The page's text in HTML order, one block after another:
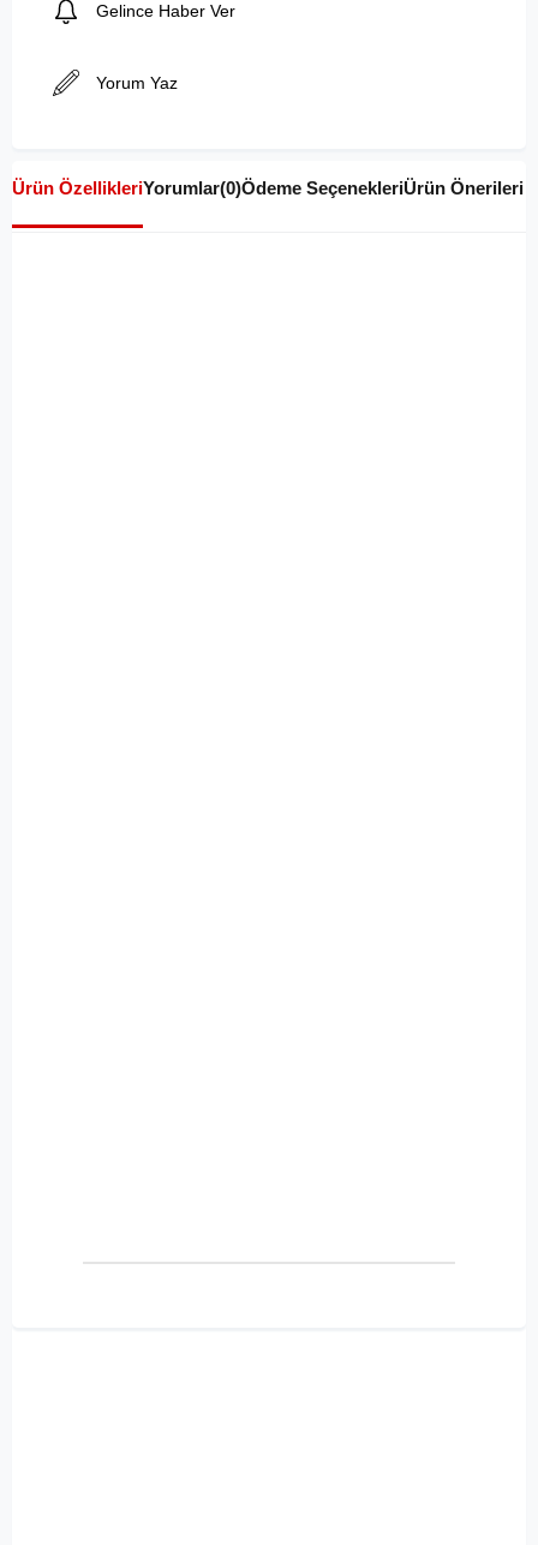
Gelince Haber Ver
Yorum Yaz
Ürün ÖzellikleriYorumlar(0)Ödeme SeçenekleriÜrün Önerileri